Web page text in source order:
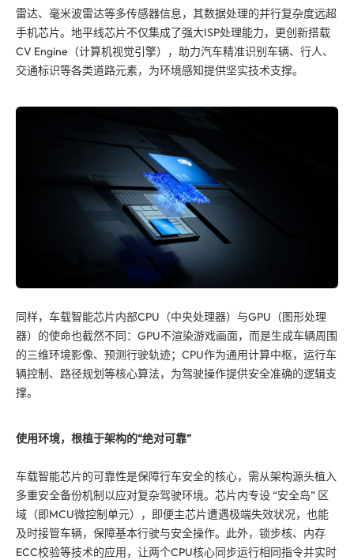
雷达、毫米波雷达等多传感器信息，其数据处理的并行复杂度远超
手机芯片。地平线芯片不仅集成了强大ISP处理能力，更创新搭载
CV Engine（计算机视觉引擎），助力汽车精准识别车辆、行人、
交通标识等各类道路元素，为环境感知提供坚实技术支撑。
同样，车载智能芯片内部CPU（中央处理器）与GPU（图形处理
器）的使命也截然不同：GPU不渲染游戏画面，而是生成车辆周围
的三维环境影像、预测行驶轨迹；CPU作为通用计算中枢，运行车
辆控制、路径规划等核心算法，为驾驶操作提供安全准确的逻辑支
撑。
使用环境，根植于架构的“绝对可靠”
车载智能芯片的可靠性是保障行车安全的核心，需从架构源头植入
多重安全备份机制以应对复杂驾驶环境。芯片内专设 “安全岛” 区
域（即MCU微控制单元），即便主芯片遭遇极端失效状况，也能
及时接管车辆，保障基本行驶与安全操作。此外，锁步核、内存
ECC校验等技术的应用，让两个CPU核心同步运行相同指令并实时